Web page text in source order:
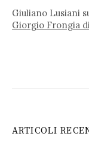
Giuliano Lusiani
Giorgio Frongia
ARTICOLI